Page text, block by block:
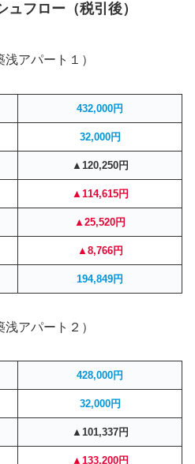
フロー（税引後）
アパート１）
432,000円
32,000円
▲120,250円
▲114,615円
▲25,520円
▲8,766円
194,849円
アパート２）
428,000円
32,000円
▲101,337円
▲133,200円